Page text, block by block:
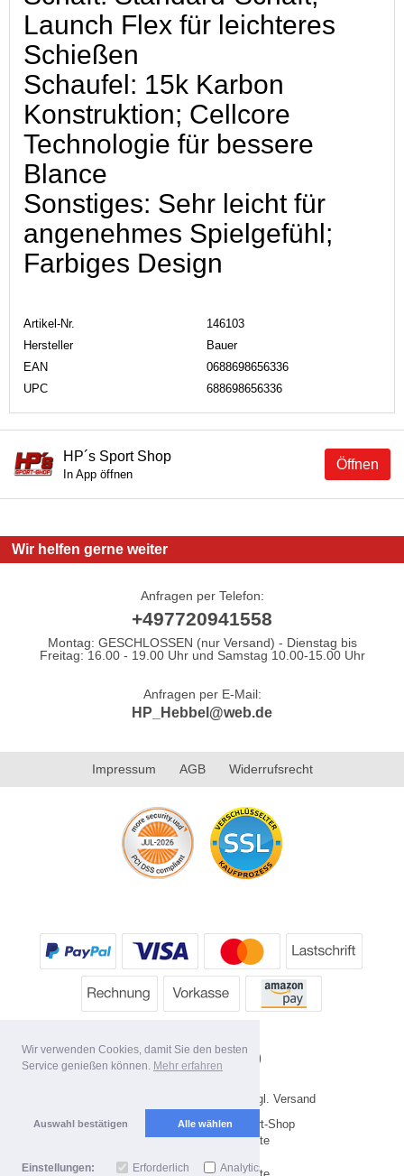
Wir verwenden Cookies, damit Sie den besten
Service genießen können. Mehr erfahren
Auswahl bestätigen Alle wählen
Einstellungen: Erforderlich Analytics
Launch Flex für leichteres
Schießen
Schaufel: 15k Karbon
Konstruktion; Cellcore
Technologie für bessere
Blance
Sonstiges: Sehr leicht für
angenehmes Spielgefühl;
Farbiges Design
Artikel-Nr.
146103
Hersteller
Bauer
EAN
0688698656336
UPC
688698656336
Öffnen
HP´s Sport Shop
In App öffnen
Wir helfen gerne weiter
Anfragen per Telefon:
+497720941558
Montag: GESCHLOSSEN (nur Versand) - Dienstag bis
Freitag: 16.00 - 19.00 Uhr und Samstag 10.00-15.00 Uhr
Anfragen per E-Mail:
HP_Hebbel@web.de
Impressum AGB Widerrufsrecht
* Alle Preise inkl. MwSt. evtl. zzgl. Versand
Copyright 2026 by HP's Sport-Shop
Mobile Shop by Shopgate